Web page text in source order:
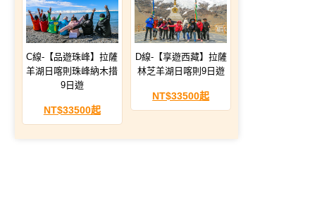
C線-【品遊珠峰】拉薩
羊湖日喀則珠峰納木措
9日遊
NT$33500起
D線-【享遊西藏】拉薩
林芝羊湖日喀則9日遊
NT$33500起